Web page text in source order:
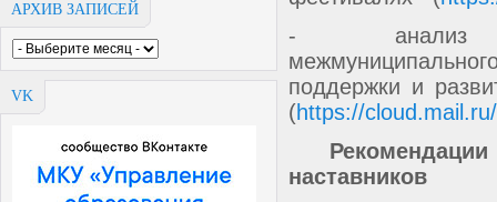
АРХИВ ЗАПИСЕЙ
VK
- анализ
поддержки и
(https://
Рекомендации
наставников